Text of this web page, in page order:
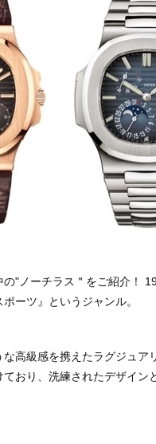
"ノーチラス＂をご紹介！
ーツ』というジャンル。
な高級感を携えたラグジュ
ており、洗練されたデザイ